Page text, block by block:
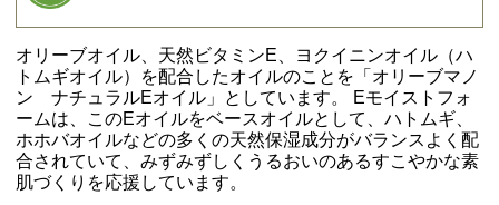
オリーブオイル、天然ビタミンE、ヨクイニンオイル（ハ
トムギオイル）を配合したオイルのことを「オリーブマノ
ン ナチュラルEオイル」としています。 Eモイストフォ
ームは、このEオイルをベースオイルとして、ハトムギ、
ホホバオイルなどの多くの天然保湿成分がバランスよく配
合されていて、みずみずしくうるおいのあるすこやかな素
肌づくりを応援しています。